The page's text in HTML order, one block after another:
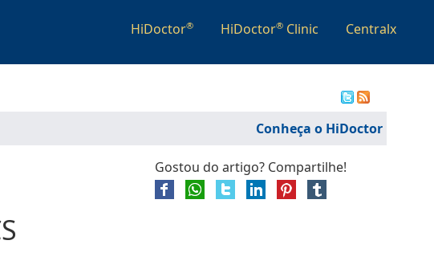
HiDoctor® HiDoctor® Clinic Centralx
Conheça o HiDoctor
Gostou do artigo? Compartilhe!